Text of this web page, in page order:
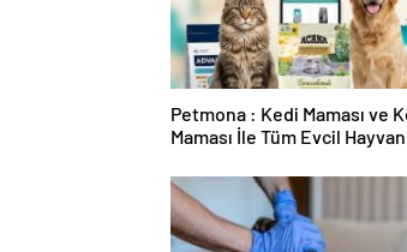
Petmona : Kedi Maması ve
Maması İle Tüm Evcil Hayvan